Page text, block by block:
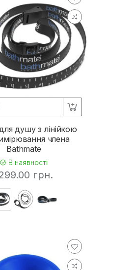
душу з лінійкою
члена
Bathmate
В наявності
грн.